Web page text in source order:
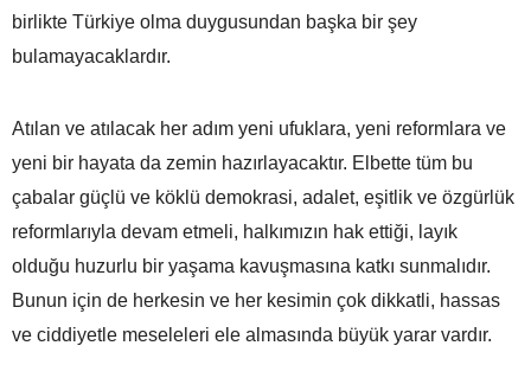
birlikte Türkiye olma duygusundan başka bir şey
bulamayacaklardır.
Atılan ve atılacak her adım yeni ufuklara, yeni reformlara ve
yeni bir hayata da zemin hazırlayacaktır. Elbette tüm bu
çabalar güçlü ve köklü demokrasi, adalet, eşitlik ve özgürlük
reformlarıyla devam etmeli, halkımızın hak ettiği, layık
olduğu huzurlu bir yaşama kavuşmasına katkı sunmalıdır.
Bunun için de herkesin ve her kesimin çok dikkatli, hassas
ve ciddiyetle meseleleri ele almasında büyük yarar vardır.